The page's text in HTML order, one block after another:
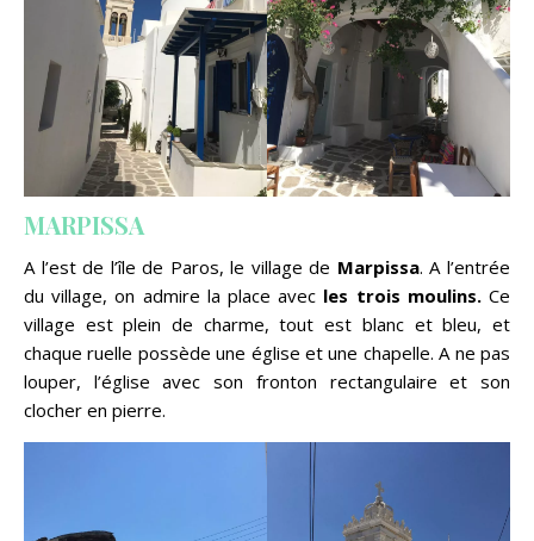
MARPISSA
A l’est de l’île de Paros, le village de Marpissa. A l’entrée
du village, on admire la place avec les trois moulins.Ce
village est plein de charme, tout est blanc et bleu, et
chaque ruelle possède une église et une chapelle. A ne pas
louper, l’église avec son fronton rectangulaire et son
clocher en pierre.